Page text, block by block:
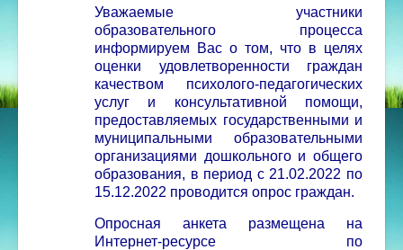
Уважаемые участники
образовательного процесса
информируем Вас о том, что в целях
оценки удовлетворенности граждан
качеством психолого-педагогических
услуг и консультативной помощи,
предоставляемых государственными и
муниципальными образовательными
организациями дошкольного и общего
образования, в период с 21.02.2022 по
15.12.2022 проводится опрос граждан.
Опросная анкета размещена на
Интернет-ресурсе по